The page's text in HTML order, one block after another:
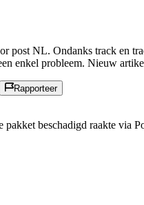
post NL. Ondanks track en
enkel probleem. Nieuw
Rapporteer
pakket beschadigd raakte